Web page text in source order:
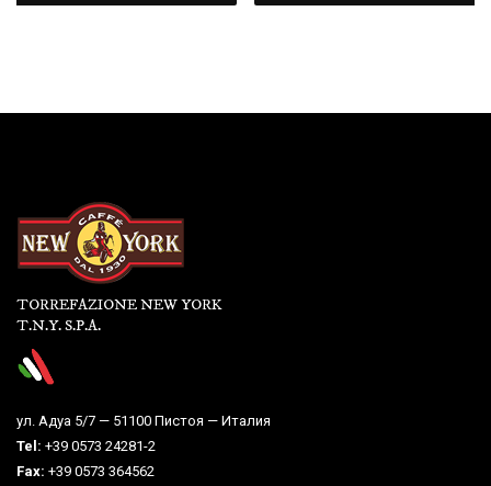
TORREFAZIONE NEW YORK
T.N.Y. S.P.A.
ул. Адуа 5/7 — 51100 Пистоя — Италия
Tel: +39 0573 24281-2
Fax: +39 0573 364562